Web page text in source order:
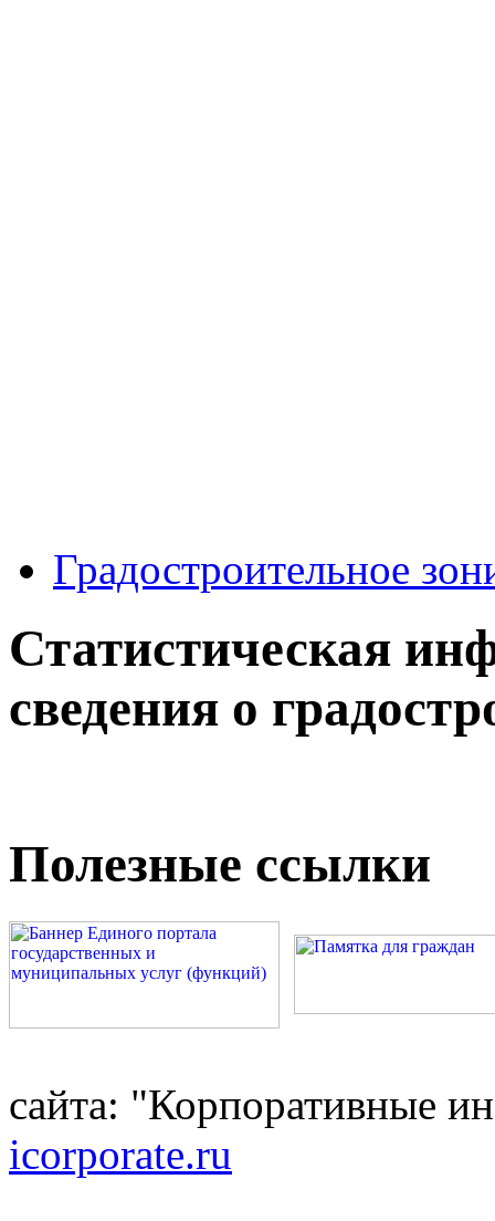
Градостроительное
Статистическая
сведения о
Полезные ссылки
сайта: "Корпоративные
icorporate.ru